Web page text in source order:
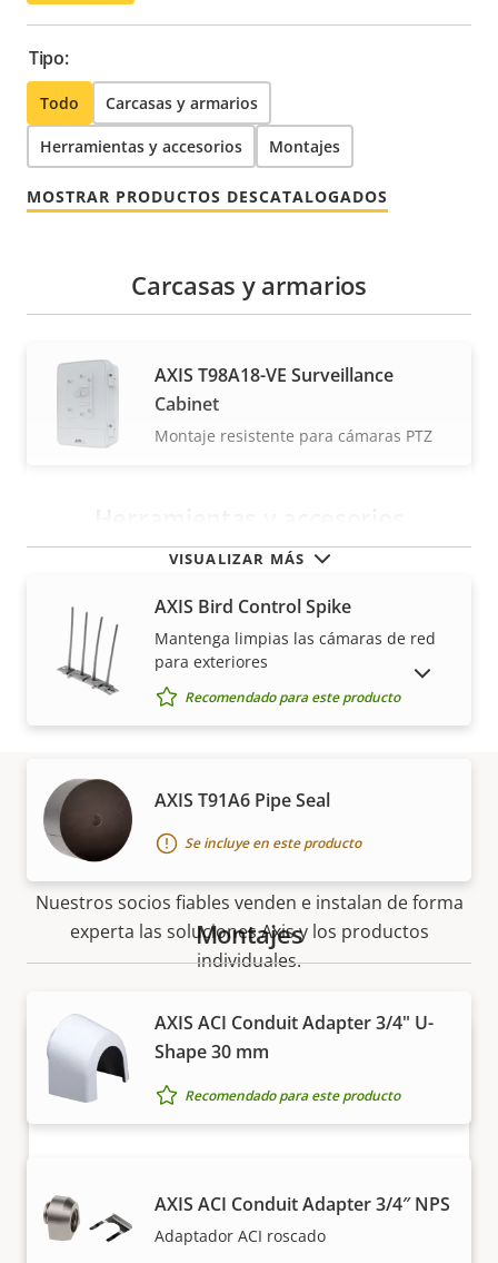
Tipo:
Todo Carcasas y armarios
Herramientas y accesorios Montajes
MOSTRAR PRODUCTOS DESCATALOGADOS
VISUALIZAR MÁS
Carcasas y armarios
AXIS T98A18-VE Surveillance
Cabinet
Montaje resistente para cámaras PTZ
AXIS Bird Control Spike
Mantenga limpias las cámaras de red
para exteriores
Recomendado para este producto
AXIS T91A6 Pipe Seal
Se incluye en este producto
Montajes
AXIS ACI Conduit Adapter 3/4" U-
Shape 30 mm
Recomendado para este producto
AXIS ACI Conduit Adapter 3/4″ NPS
Adaptador ACI roscado
MOSTRAR PRODUCTOS DESCATALOGADOS
Cómo comprar
Nuestros socios fiables venden e instalan de forma
experta las soluciones Axis y los productos
individuales.
¿Quiere comprar productos Axis?